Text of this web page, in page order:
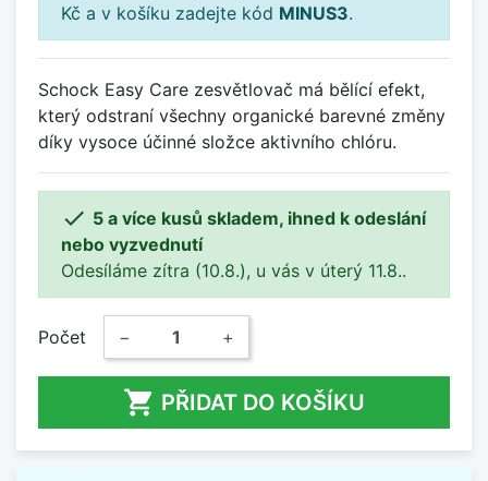
Kč a v košíku zadejte kód MINUS3.
Schock Easy Care zesvětlovač má bělící efekt,
který odstraní všechny organické barevné změny
díky vysoce účinné složce aktivního chlóru.
 5 a více kusů skladem, ihned k odeslání
nebo vyzvednutí
Odesíláme zítra (10.8.), u vás v úterý 11.8..
Počet − +
 PŘIDAT DO KOŠÍKU